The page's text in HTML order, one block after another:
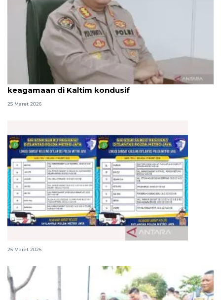
Operasi Ketupat Mahakam jaga hari besar
keagamaan di Kaltim kondusif
25 Maret 2026
Perpanjang STNK usai Lebaran? Cek lokasi ini
25 Maret 2026